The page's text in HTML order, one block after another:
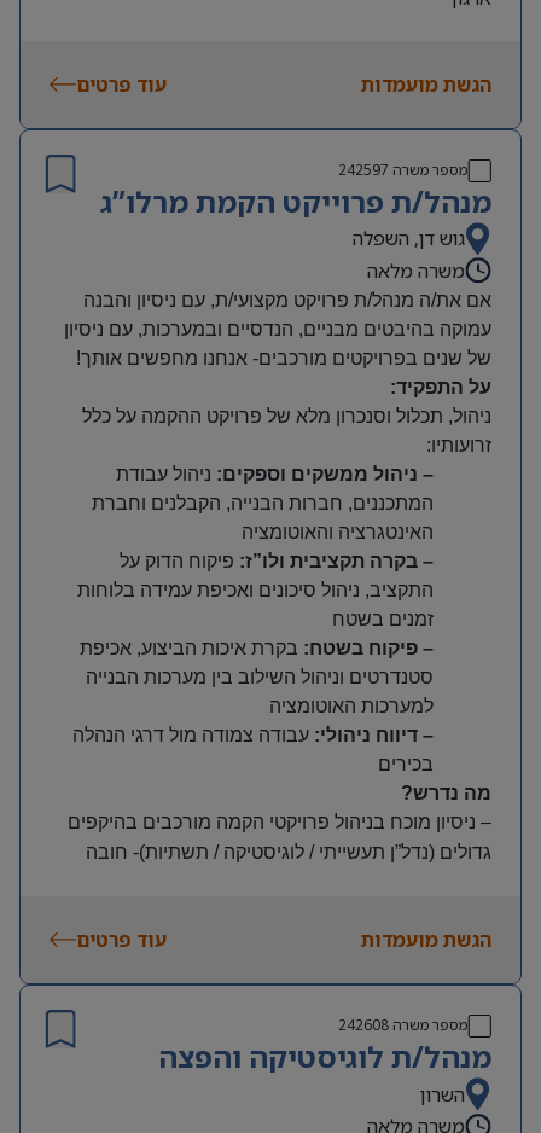
הגשת מועמדות עוד פרטים
מספר משרה 242597
מנהל/ת פרוייקט הקמת מרלו”ג
גוש דן, השפלה
משרה מלאה
אם את/ה מנהל/ת פרויקט מקצועי/ת, עם ניסיון והבנה
עמוקה בהיבטים מבניים, הנדסיים ובמערכות, עם ניסיון
של שנים בפרויקטים מורכבים- אנחנו מחפשים אותך!
על התפקיד:
ניהול, תכלול וסנכרון מלא של פרויקט ההקמה על כלל
זרועותיו:
– ניהול ממשקים וספקים: ניהול עבודת
המתכננים, חברות הבנייה, הקבלנים וחברת
האינטגרציה והאוטומציה
– בקרה תקציבית ולו”ז: פיקוח הדוק על
התקציב, ניהול סיכונים ואכיפת עמידה בלוחות
זמנים בשטח
– פיקוח בשטח: בקרת איכות הביצוע, אכיפת
סטנדרטים וניהול השילוב בין מערכות הבנייה
למערכות האוטומציה
– דיווח ניהולי: עבודה צמודה מול דרגי הנהלה
בכירים
מה נדרש?
– ניסיון מוכח בניהול פרויקטי הקמה מורכבים בהיקפים
גדולים (נדל”ן תעשייתי / לוגיסטיקה / תשתיות)- חובה
–ניסיון מוכח בהפעלת קבלנים, חברות בנייה וצוותי תכנון
–יכולת הובלה, אסרטיביות וראייה מערכתית גבוהה
הגשת מועמדות עוד פרטים
מספר משרה242608
מנהל/ת לוגיסטיקה והפצה
השרון
משרה מלאה